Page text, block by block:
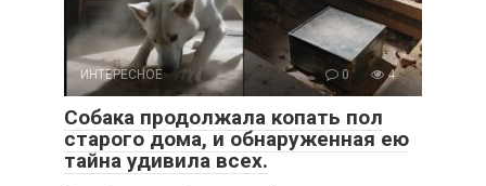
ИНТЕРЕСНОЕ 0 4
Собака продолжала копать пол
старого дома, и обнаруженная ею
тайна удивила всех.